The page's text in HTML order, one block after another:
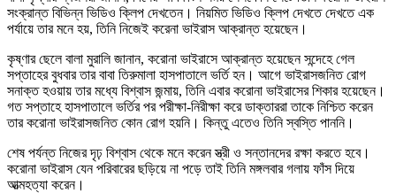
সংক্রান্ত বিভিন্ন ভিডিও ক্লিপ দেখতেন। নিয়মিত ভিডিও ক্লিপ দেখতে দেখতে এক
পর্যায়ে তার মনে হয়, তিনি নিজেই করেনা ভাইরাস আক্রান্ত হয়েছেন।
কৃষ্ণার ছেলে বালা মুরালি জানান, করোনা ভাইরাসে আক্রান্ত হয়েছেন সন্দেহে গেল
সপ্তাহের বুধবার তার বাবা তিরুমালা হাসপাতালে ভর্তি হন। আগে ভাইরাসজনিত রোগ
সনাক্ত হওয়ায় তার মধ্যে বিশ্বাস জন্মায়, তিনি এবার করোনা ভাইরাসের শিকার হয়েছেন।
গত সপ্তাহে হাসপাতালে ভর্তির পর পরীক্ষা-নিরীক্ষা করে ডাক্তাররা তাকে নিশ্চিত করেন
তার করোনা ভাইরাসজনিত কোন রোগ হয়নি। কিন্তু এতেও তিনি স্বস্তি পাননি।
শেষ পর্যন্ত নিজের দৃঢ় বিশ্বাস থেকে মনে করেন স্ত্রী ও সন্তানদের রক্ষা করতে হবে।
করোনা ভাইরাস যেন পরিবারের ছড়িয়ে না পড়ে তাই তিনি মঙ্গলবার গলায় ফাঁস দিয়ে
আত্মহত্যা করেন।